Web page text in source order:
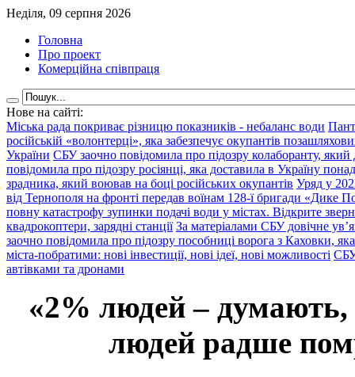
Неділя, 09 серпня 2026
Головна
Про проект
Комерційна співпраця
Нове на сайті:
Міська рада покриває різницю показників - небаланс води
російській «волонтерці», яка забезпечує окупантів
України СБУ заочно повідомила про підозру колаборанту,
повідомила про підозру росіянці, яка доставила в Україну
зрадника, який воював на боці російських окупантів Уряд у
від Тернополя на фронті передав воїнам 128-ї бригади «Дике
повну катастрофу зупинки подачі води у містах. Відкрите
квадрокоптери, зарядні станції За матеріалами СБУ довічне
заочно повідомила про підозру пособниці ворога з Каховки,
міста-побратими: нові інвестиції, нові ідеї, нові можливості СБУ
автівками та дронами
«2% людей –
людей радше